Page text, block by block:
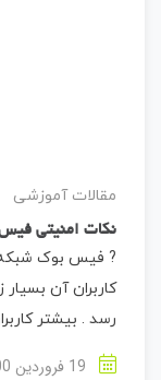
مقالات آموزشی
نکات امنیتی
? فیس بوک شبکه
رسد . بیشتر